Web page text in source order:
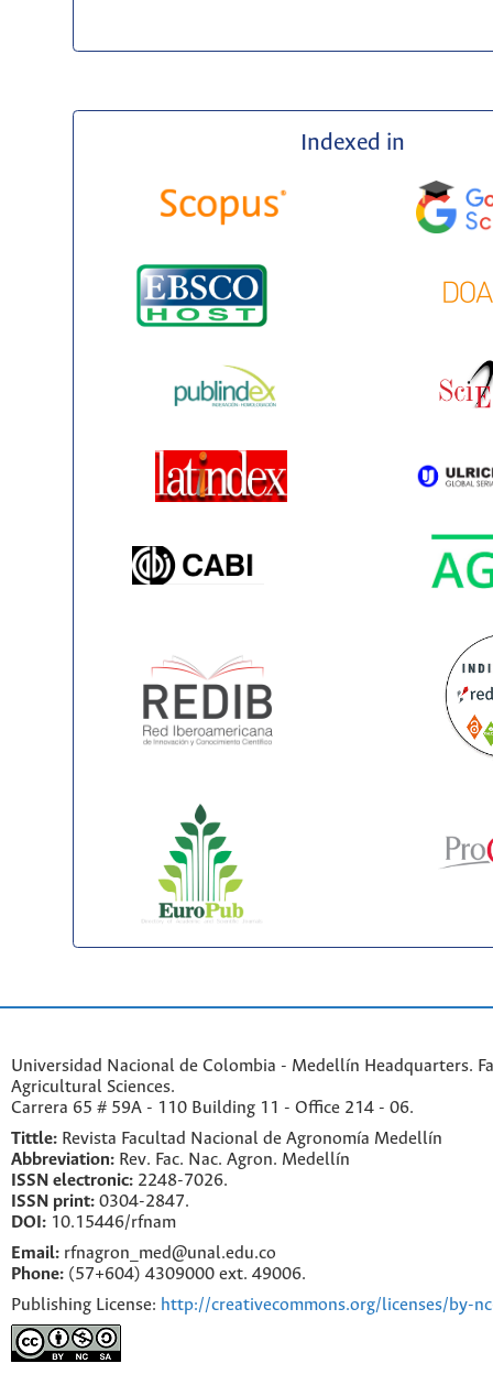
Indexed in
Universidad Nacional de Colombia - Medellín Headquarters.
Agricultural Sciences.
Carrera 65 # 59A - 110 Building 11 - Office 214 - 06.
Tittle: Revista Facultad Nacional de Agronomía Medellín
Abbreviation: Rev. Fac. Nac. Agron. Medellín
ISSN electronic: 2248-7026.
ISSN print: 0304-2847.
DOI: 10.15446/rfnam
Email: rfnagron_med@unal.edu.co
Phone: (57+604) 4309000 ext. 49006.
Publishing License: http://creativecommons.org/licenses/by-